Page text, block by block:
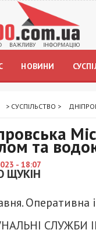
НОВИНИ
> СУСПІЛЬСТВО >
та
- 18:07
ЩУКІН
Оперативна
СЛУЖБИ